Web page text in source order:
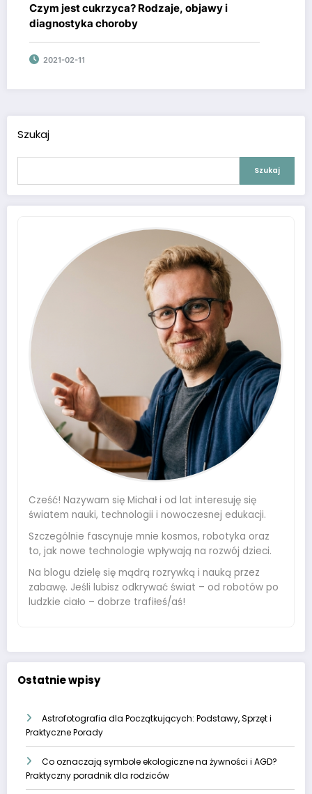
Czym jest cukrzyca? Rodzaje, objawy i
diagnostyka choroby
2021-02-11
Szukaj
Szukaj
Cześć! Nazywam się Michał i od lat interesuję się
światem nauki, technologii i nowoczesnej edukacji.
Szczególnie fascynuje mnie kosmos, robotyka oraz
to, jak nowe technologie wpływają na rozwój dzieci.
Na blogu dzielę się mądrą rozrywką i nauką przez
zabawę. Jeśli lubisz odkrywać świat – od robotów po
ludzkie ciało – dobrze trafiłeś/aś!
Ostatnie wpisy
Astrofotografia dla Początkujących: Podstawy, Sprzęt i
Praktyczne Porady
Co oznaczają symbole ekologiczne na żywności i AGD?
Praktyczny poradnik dla rodziców